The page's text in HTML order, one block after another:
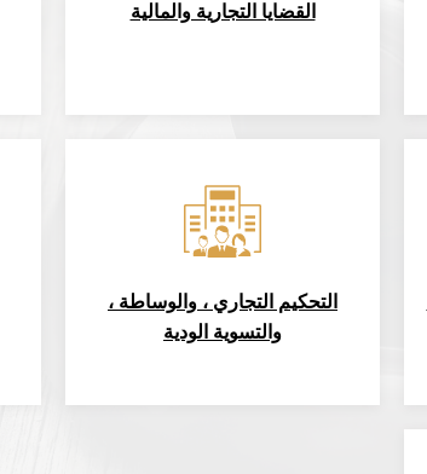
القضايا التجارية والمالية
التحكيم التجاري ، والوساطة ،
والتسوية الودية